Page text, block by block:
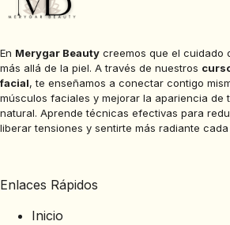
En Merygar Beauty creemos que el cuidado
más allá de la piel. A través de nuestros
facial, te enseñamos a conectar contigo
músculos faciales y mejorar la apariencia de
natural. Aprende técnicas efectivas para
liberar tensiones y sentirte más radiante cada
Enlaces Rápidos
Inicio